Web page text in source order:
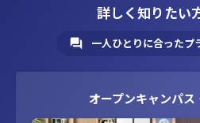
詳しく知りたい
一人ひとりに合ったプ
オープンキャンパ